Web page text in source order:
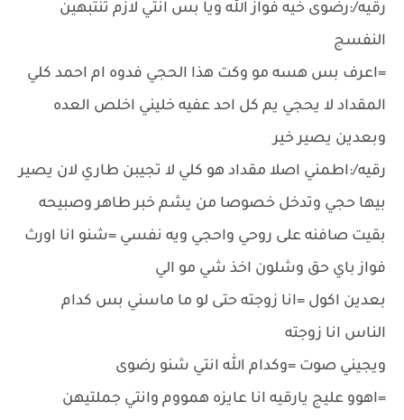
رقيه/:رضوى خيه فواز الله ويا بس انتي لازم تنتبهين
النفسج
=اعرف بس هسه مو وكت هذا الحجي فدوه ام احمد كلي
المقداد لا يحجي يم كل احد عفيه خليني اخلص العده
وبعدين يصير خير
رقيه/:اطمني اصلا مقداد هو كلي لا تجيبن طاري لان يصير
بيها حجي وتدخل خصوصا من يشم خبر طاهر وصبيحه
بقيت صافنه على روحي واحجي ويه نفسي =شنو انا اورث
فواز باي حق وشلون اخذ شي مو الي
بعدين اكول =انا زوجته حتى لو ما ماسني بس كدام
الناس انا زوجته
ويجيني صوت =وكدام الله انتي شنو رضوى
=اهوو عليج يارقيه انا عايزه همووم وانتي جملتيهن